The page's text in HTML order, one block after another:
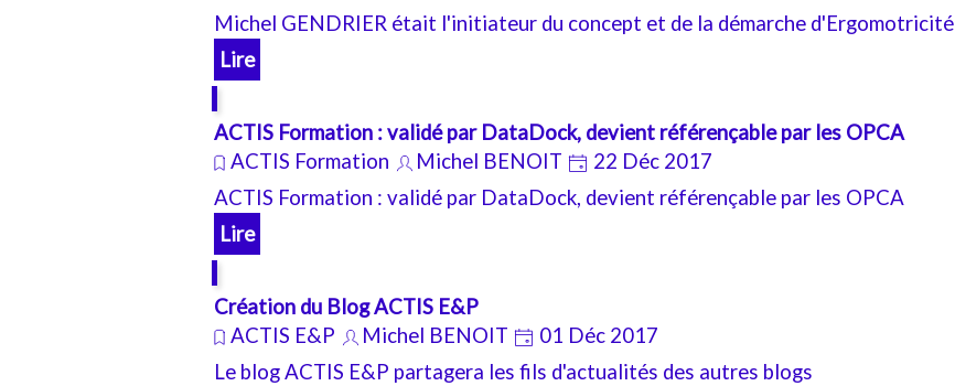
Michel GENDRIER était l'initiateur du concept et de la démarche d'Ergomotricité
Lire
ACTIS Formation : validé par DataDock, devient référençable par les OPCA
ACTIS Formation
Michel BENOIT
22 Déc 2017
ACTIS Formation : validé par DataDock, devient référençable par les OPCA
Lire
Création du Blog ACTIS E&P
ACTIS E&P
Michel BENOIT
01 Déc 2017
Le blog ACTIS E&P partagera les fils d'actualités des autres blogs